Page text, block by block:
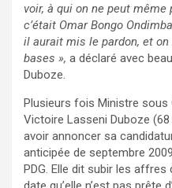
voir, à qui on ne peut
c’était Omar Bongo
il aurait mis le pardon, et
bases », a déclaré avec
Duboze.
Plusieurs fois Ministre sous
Victoire Lasseni Duboze
avoir annoncer sa
anticipée de septembre
PDG. Elle dit subir les affres